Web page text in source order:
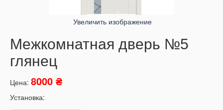
Увеличить изображение
Межкомнатная дверь №5
глянец
Цена: 8000 ₴
Установка: